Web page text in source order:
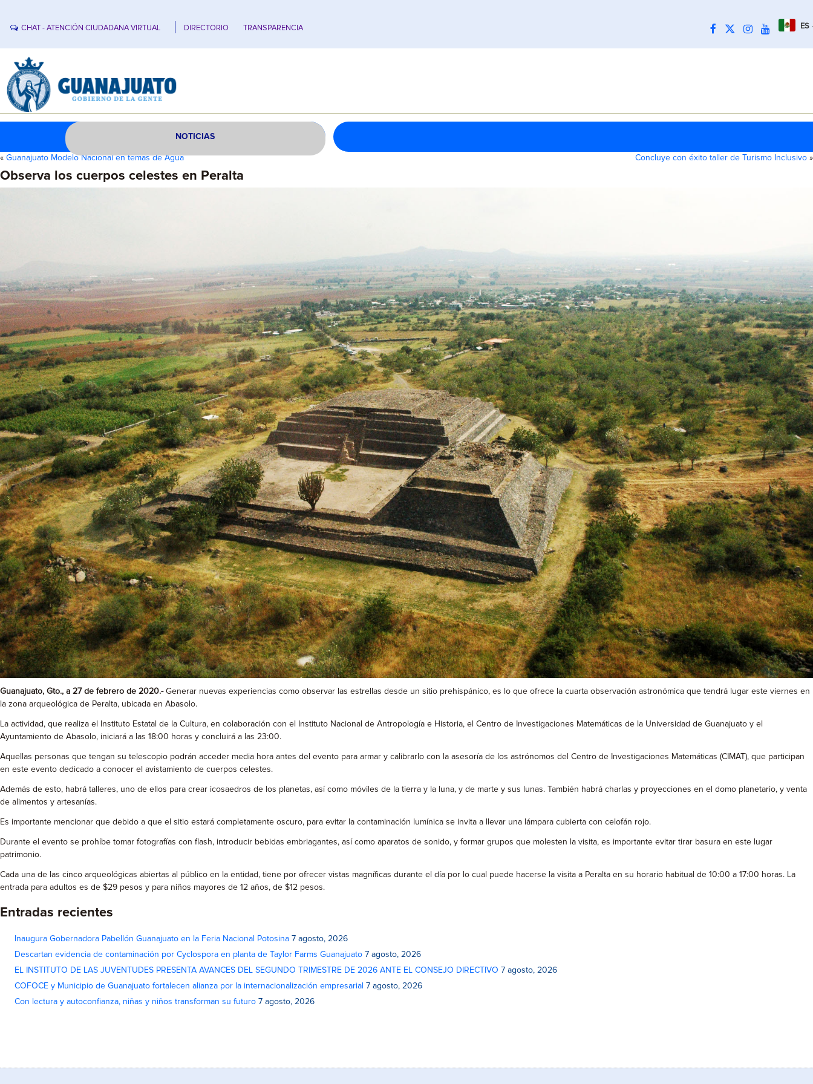
CHAT - ATENCIÓN CIUDADANA VIRTUAL DIRECTORIO TRANSPARENCIA ES
NOTICIAS
« Guanajuato Modelo Nacional en temas de Agua Concluye con éxito taller de Turismo Inclusivo »
Observa los cuerpos celestes en Peralta
Guanajuato, Gto., a 27 de febrero de 2020.- Generar nuevas experiencias como observar las estrellas desde un sitio prehispánico, es lo que ofrece la cuarta observación astronómica que tendrá lugar este viernes en
la zona arqueológica de Peralta, ubicada en Abasolo.
La actividad, que realiza el Instituto Estatal de la Cultura, en colaboración con el Instituto Nacional de Antropología e Historia, el Centro de Investigaciones Matemáticas de la Universidad de Guanajuato y el
Ayuntamiento de Abasolo, iniciará a las 18:00 horas y concluirá a las 23:00.
Aquellas personas que tengan su telescopio podrán acceder media hora antes del evento para armar y calibrarlo con la asesoría de los astrónomos del Centro de Investigaciones Matemáticas (CIMAT), que participan
en este evento dedicado a conocer el avistamiento de cuerpos celestes.
Además de esto, habrá talleres, uno de ellos para crear icosaedros de los planetas, así como móviles de la tierra y la luna, y de marte y sus lunas. También habrá charlas y proyecciones en el domo planetario, y venta
de alimentos y artesanías.
Es importante mencionar que debido a que el sitio estará completamente oscuro, para evitar la contaminación lumínica se invita a llevar una lámpara cubierta con celofán rojo.
Durante el evento se prohíbe tomar fotografías con flash, introducir bebidas embriagantes, así como aparatos de sonido, y formar grupos que molesten la visita, es importante evitar tirar basura en este lugar
patrimonio.
Cada una de las cinco arqueológicas abiertas al público en la entidad, tiene por ofrecer vistas magníficas durante el día por lo cual puede hacerse la visita a Peralta en su horario habitual de 10:00 a 17:00 horas. La
entrada para adultos es de $29 pesos y para niños mayores de 12 años, de $12 pesos.
Entradas recientes
Inaugura Gobernadora Pabellón Guanajuato en la Feria Nacional Potosina 7 agosto, 2026
Descartan evidencia de contaminación por Cyclospora en planta de Taylor Farms Guanajuato 7 agosto, 2026
EL INSTITUTO DE LAS JUVENTUDES PRESENTA AVANCES DEL SEGUNDO TRIMESTRE DE 2026 ANTE EL CONSEJO DIRECTIVO 7 agosto, 2026
COFOCE y Municipio de Guanajuato fortalecen alianza por la internacionalización empresarial 7 agosto, 2026
Con lectura y autoconfianza, niñas y niños transforman su futuro 7 agosto, 2026